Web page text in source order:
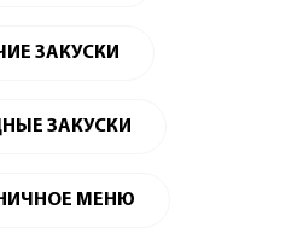
ЗАКУСКИ
ЗАКУСКИ
МЕНЮ